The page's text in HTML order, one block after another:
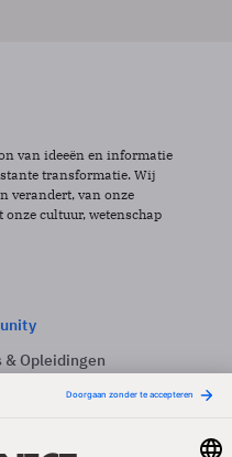
van ideeën en informatie
transformatie. Wij
verandert, van onze
cultuur, wetenschap
& Opleidingen